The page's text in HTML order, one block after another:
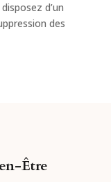
d’un
des
Être